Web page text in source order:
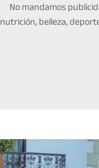
No mandamos
nutrición, belleza,